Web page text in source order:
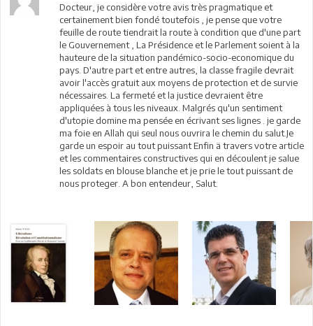
Docteur, je considère votre avis très pragmatique et
certainement bien fondé toutefois , je pense que votre
feuille de route tiendrait la route à condition que d'une part
le Gouvernement , La Présidence et le Parlement soient à la
hauteure de la situation pandémico-socio-economique du
pays. D'autre part et entre autres, la classe fragile devrait
avoir l'accès gratuit aux moyens de protection et de survie
nécessaires. La fermeté et la justice devraient être
appliquées à tous les niveaux. Malgrés qu'un sentiment
d'utopie domine ma pensée en écrivant ses lignes . je garde
ma foie en Allah qui seul nous ouvrira le chemin du salut.Je
garde un espoir au tout puissant Enfin ä travers votre article
et les commentaires constructives qui en découlent je salue
les soldats en blouse blanche et je prie le tout puissant de
nous proteger. A bon entendeur, Salut.